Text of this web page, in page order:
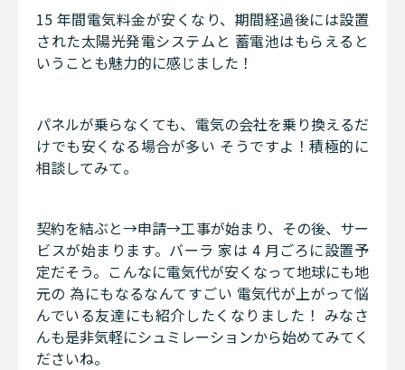
15 年間電気料金が安くなり、期間経過後には設置
された太陽光発電システムと 蓄電池はもらえると
いうことも魅力的に感じました！
パネルが乗らなくても、電気の会社を乗り換えるだ
けでも安くなる場合が多い そうですよ！積極的に
相談してみて。
契約を結ぶと→申請→工事が始まり、その後、サー
ビスが始まります。バーラ 家は 4 月ごろに設置予
定だそう。こんなに電気代が安くなって地球にも地
元の 為にもなるなんてすごい 電気代が上がって悩
んでいる友達にも紹介したくなりました！ みなさ
んも是非気軽にシュミレーションから始めてみてく
ださいね。